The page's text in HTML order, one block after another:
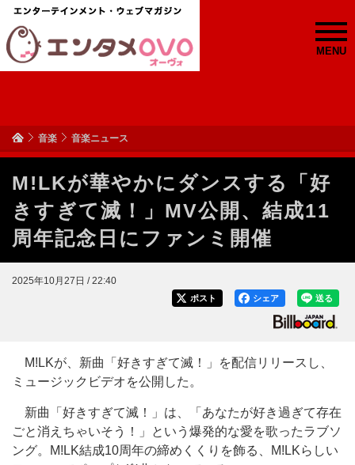
MENU
音楽 音楽ニュース
M!LKが華やかにダンスする「好
きすぎて滅！」MV公開、結成11
周年記念日にファンミ開催
2025年10月27日 / 22:40
送る
シェア
ポスト
M!LKが、新曲「好きすぎて滅！」を配信リリースし、
ミュージックビデオを公開した。
新曲「好きすぎて滅！」は、「あなたが好き過ぎて存在
ごと消えちゃいそう！」という爆発的な愛を歌ったラブソ
ング。M!LK結成10周年の締めくくりを飾る、M!LKらしい